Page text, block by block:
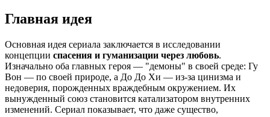
Главная идея
Основная идея сериала заключается в исследовании
концепции спасения и гуманизации через любовь.
Изначально оба главных героя — "демоны" в своей среде: Гу
Вон — по своей природе, а До До Хи — из-за цинизма и
недоверия, порожденных враждебным окружением. Их
вынужденный союз становится катализатором внутренних
изменений. Сериал показывает, что даже существо,